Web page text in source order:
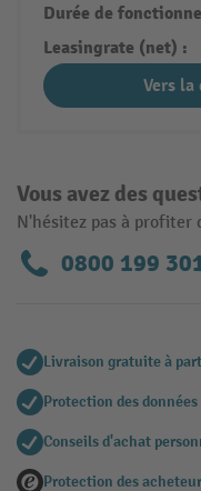
Vous avez des
N'hésitez pas à profiter
0800 199
Durée de
Leasingrate (net) :
Vers la
Livraison gratuite à
Protection des
Conseils d'achat
Protection des